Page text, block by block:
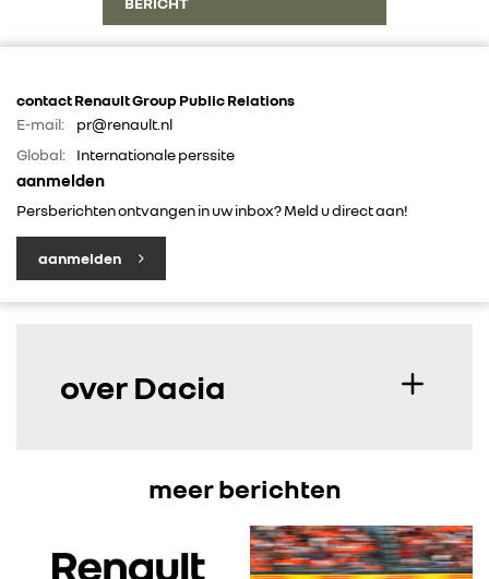
contact Renault Group Public Relations
E-mail:
pr@renault.nl
Global:
Internationale perssite
aanmelden
Persberichten ontvangen in uw inbox? Meld u direct aan!
aanmelden
over Dacia
meer berichten